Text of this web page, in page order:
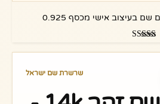
בעיצוב אישי מכסף 0.925
5.00
שרשרת שם ישראל